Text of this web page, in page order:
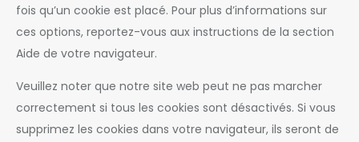
fois qu’un cookie est placé. Pour plus d’informations sur
ces options, reportez-vous aux instructions de la section
Aide de votre navigateur.
Veuillez noter que notre site web peut ne pas marcher
correctement si tous les cookies sont désactivés. Si vous
supprimez les cookies dans votre navigateur, ils seront de